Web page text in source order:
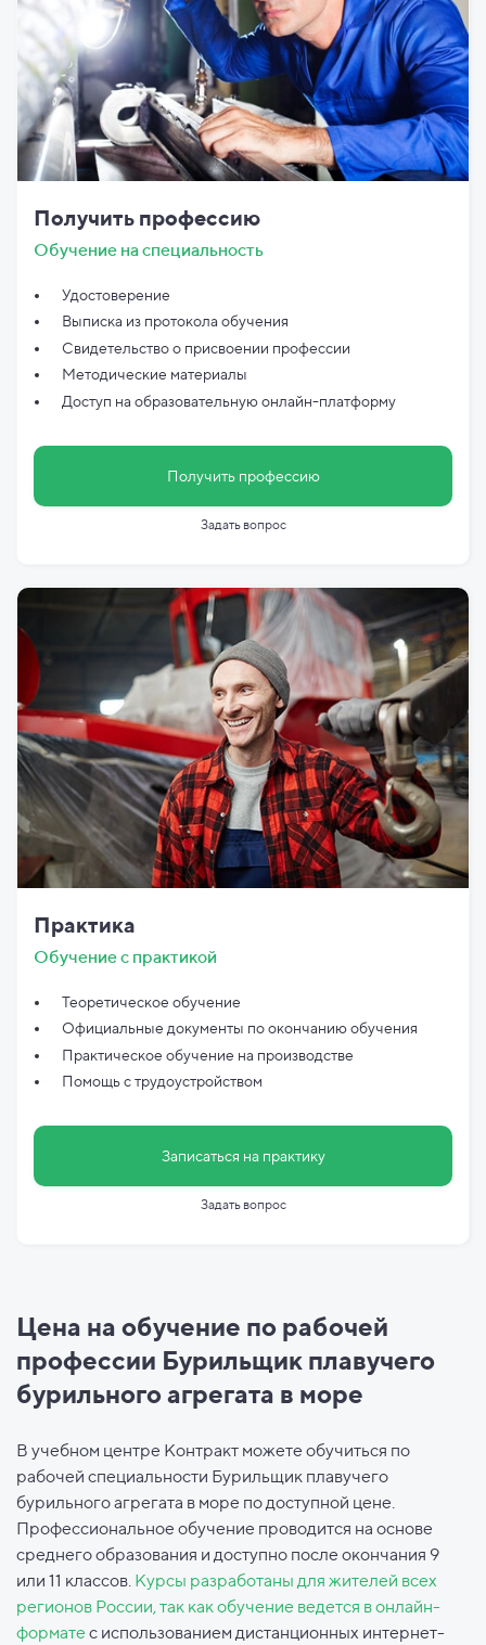
Получить профессию
Обучение на специальность
Удостоверение
Выписка из протокола обучения
Свидетельство о присвоении профессии
Методические материалы
Доступ на образовательную онлайн-платформу
Получить профессию
Задать вопрос
Практика
Обучение с практикой
Теоретическое обучение
Официальные документы поокончанию обучения
Практическое обучение на производстве
Помощь с трудоустройством
Записаться на практику
Задать вопрос
Цена на обучение по рабочей
профессии Бурильщик плавучего
бурильного агрегата в море
В учебном центре Контракт можете обучиться по
рабочей специальности Бурильщик плавучего
бурильного агрегата в море по доступной цене.
Профессиональное обучение проводится на основе
среднего образования и доступно после окончания 9
или 11 классов. Курсы разработаны для жителей всех
регионов России, так как обучение ведется в онлайн-
формате с использованием дистанционных интернет-